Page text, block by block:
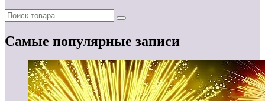
Самые популярные записи